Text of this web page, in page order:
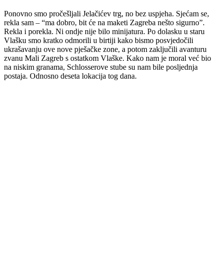
Ponovno smo pročešljali Jelačićev trg, no bez uspjeha. Sjećam se,
rekla sam – “ma dobro, bit će na maketi Zagreba nešto sigurno”.
Rekla i porekla. Ni ondje nije bilo minijatura. Po dolasku u staru
Vlašku smo kratko odmorili u birtiji kako bismo posvjedočili
ukrašavanju ove nove pješačke zone, a potom zaključili avanturu
zvanu Mali Zagreb s ostatkom Vlaške. Kako nam je moral već bio
na niskim granama, Schlosserove stube su nam bile posljednja
postaja. Odnosno deseta lokacija tog dana.